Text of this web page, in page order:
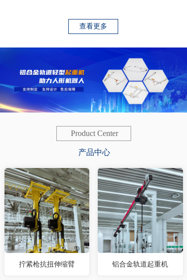
查看更多
产品中心
Product Center
拧紧枪抗扭伸缩臂 铝合金轨道起重机